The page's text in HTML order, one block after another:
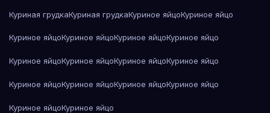
Куриная грудкаКуриная грудкаКуриное яйцоКуриное яйцо
Куриное яйцоКуриное яйцоКуриное яйцоКуриное яйцо
Куриное яйцоКуриное яйцоКуриное яйцоКуриное яйцо
Куриное яйцоКуриное яйцоКуриное яйцоКуриное яйцо
Куриное яйцоКуриное яйцо